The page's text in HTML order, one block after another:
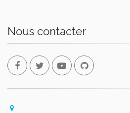
Nous contacter